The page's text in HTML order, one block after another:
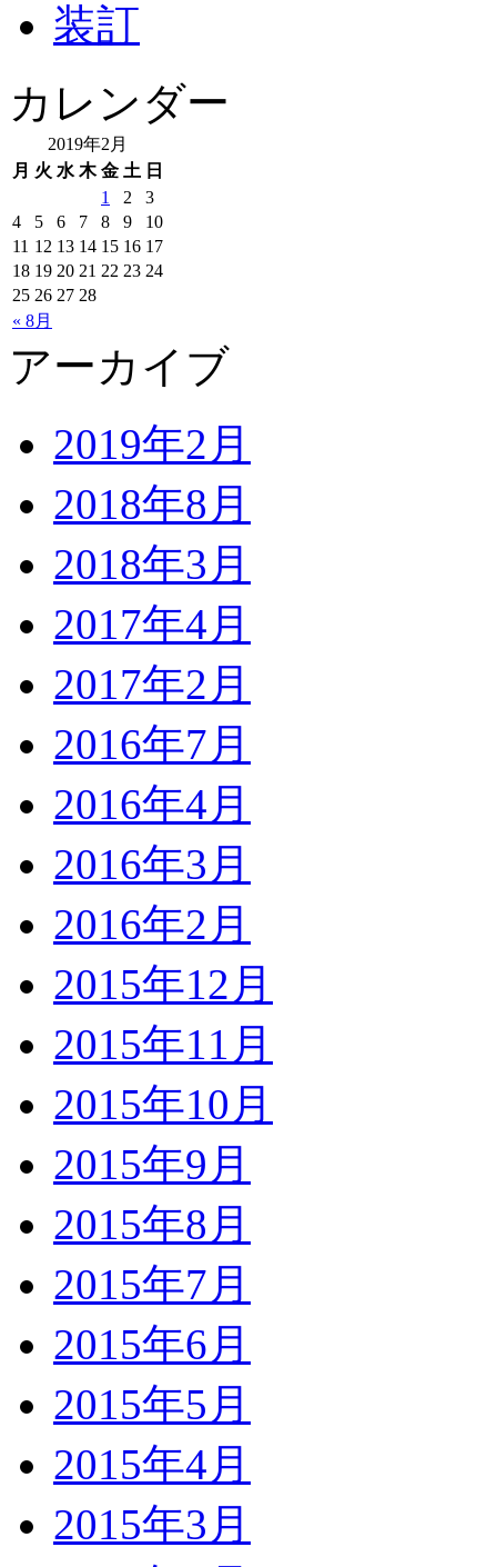
装訂
カレンダー
2019年2月
月 火 水 木 金 土 日
« 8月
1 2
3
4
5 6 7 8 9
10
11 12 13 14 15 16 17
18 19 20 21 22 23 24
25 26 27 28
アーカイブ
2019年2月
2018年8月
2018年3月
2017年4月
2017年2月
2016年7月
2016年4月
2016年3月
2016年2月
2015年12月
2015年11月
2015年10月
2015年9月
2015年8月
2015年7月
2015年6月
2015年5月
2015年4月
2015年3月